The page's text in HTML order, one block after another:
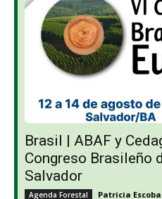
Brasil | ABAF y
Congreso Brasileño
Salvador
Agenda Forestal Patricia